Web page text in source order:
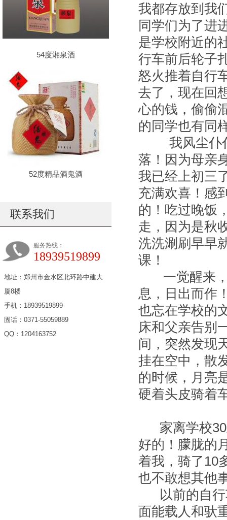
54度湘泉酒
52度精品酒鬼酒
联系我们
服务热线：
18939519899
地址：郑州市金水区北环路中建大
厦8楼
手机：18939519899
固话：0371-55059889
QQ：1204163752
我都存放到我
同学们为了进
是学校附近的
行车前后轮子
怒火推着自行
去了，现在回
心的钱，偷偷
的同学也有同
我风尘仆
落！因为母亲
我已经上初三
充满欢喜！感
的！吃过晚饭
走，因为是秋
洗洗涮刷早早
课！
一觉醒来，
息，日出而作
也忘在学校的
床和父亲告别
间，突然发现
挂在空中，散
的时候，月亮
硬着头皮骑着
家离学校30
好的！朦胧的
着我，骑了10
也不敢想其他
以前的自行
面能载人和驮